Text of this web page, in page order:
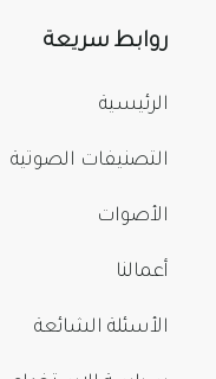
روابط سريعة
الرئيسية
التصنيفات الصوتية
الأصوات
أعمالنا
الأسئلة الشائعة